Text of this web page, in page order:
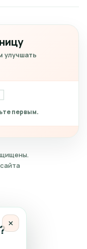
улучшать
×